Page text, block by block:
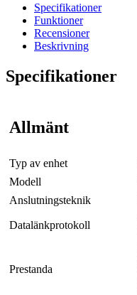
Specifikationer
Funktioner
Recensioner
Beskrivning
Specifikationer
Allmänt
Typ av enhet
Modell
Anslutningsteknik
Datalänkprotokoll
Prestanda